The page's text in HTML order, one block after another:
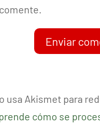
Enviar
usa Akismet para
cómo se